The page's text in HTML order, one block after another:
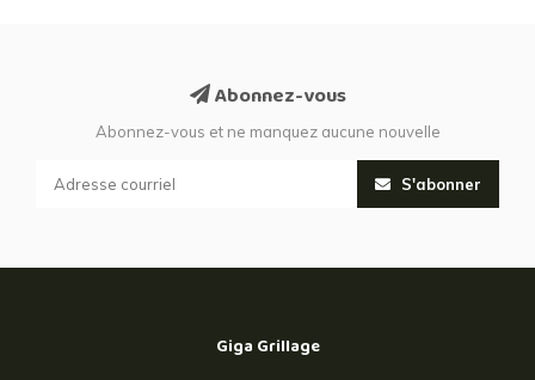
Abonnez-vous
Abonnez-vous et ne manquez aucune nouvelle
S'abonner
Giga Grillage